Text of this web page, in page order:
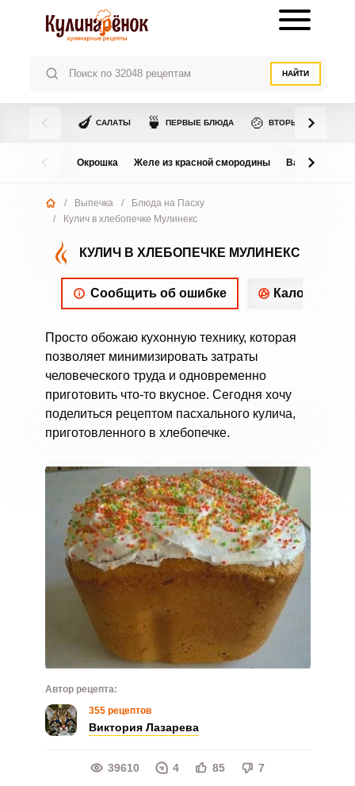
НАЙТИ
🍆 САЛАТЫ 🍵 ПЕРВЫЕ БЛЮДА 🍲 ВТОРЫЕ БЛЮДА
Окрошка Желе из красной смородины Варенье из
/ Выпечка /
Блюда на Пасху
/
Кулич в хлебопечке Мулинекс
КУЛИЧ В ХЛЕБОПЕЧКЕ МУЛИНЕКС
Сообщить об ошибке
Просто обожаю кухонную технику, которая
позволяет минимизировать затраты
человеческого труда и одновременно
приготовить что-то вкусное. Сегодня хочу
поделиться рецептом пасхального кулича,
приготовленного в хлебопечке.
Автор рецепта:
355 рецептов
Виктория Лазарева
39610 4 85 7